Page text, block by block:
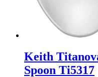
Keith
Spoon Ti5317